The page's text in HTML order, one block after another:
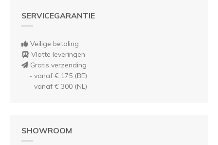
SERVICEGARANTIE
Veilige betaling
Vlotte leveringen
Gratis verzending
- vanaf € 175 (BE)
- vanaf € 300 (NL)
SHOWROOM